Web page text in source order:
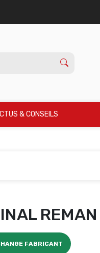
& CONSEILS
FABRICANT